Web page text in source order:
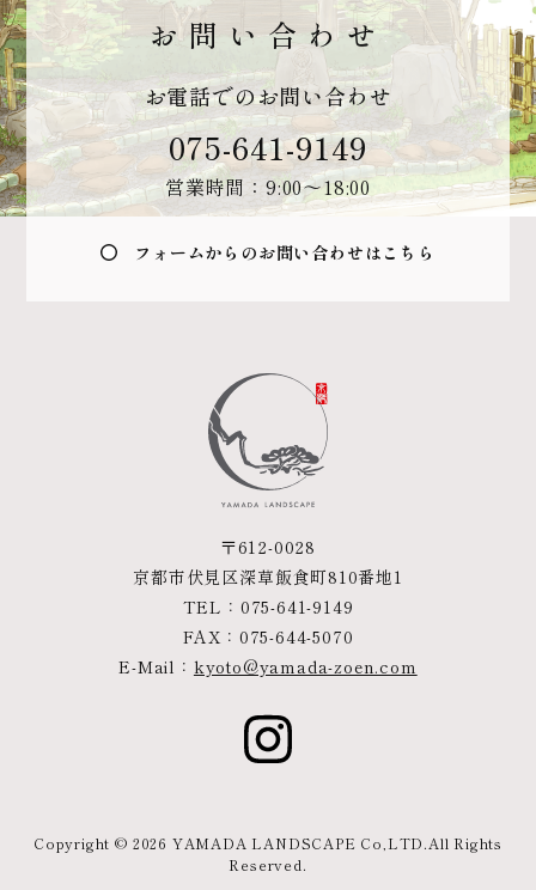
お問い合わせ
お電話でのお問い合わせ
075-641-9149
営業時間：9:00〜18:00
フォームからのお問い合わせはこちら
〒612-0028
京都市伏見区深草飯食町810番地1
TEL： 075-641-9149
FAX：075-644-5070
E-Mail： kyoto@yamada-zoen.com
Copyright © 2026 YAMADA LANDSCAPE Co,LTD.All Rights
Reserved.